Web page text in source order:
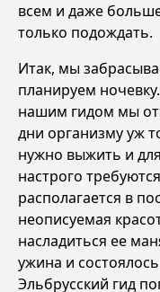
всем и даже
только подождать.
Итак, мы
планируем
нашим гидом мы
дни организму уж
нужно выжить и
настрого
располагается в
неописуемая
насладиться ее
ужина и
Эльбрусский гид